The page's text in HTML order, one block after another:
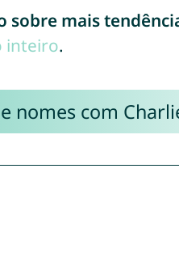
sobre mais
inteiro.
nomes com